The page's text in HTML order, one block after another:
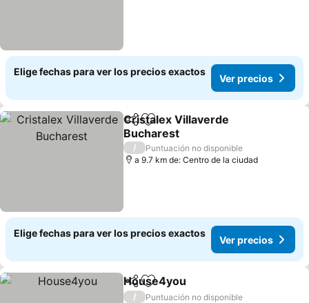
Elige fechas para ver los precios exactos
Ver precios
CompartirAgregar a favoritos
Cristalex Villaverde
Bucharest
Ver precios
/
Puntuación no disponible
a 9.7 km de: Centro de la ciudad
Elige fechas para ver los precios exactos
Ver precios
CompartirAgregar a favoritos
House4you
/
Puntuación no disponible